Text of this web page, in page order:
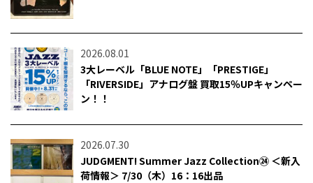
2026.08.01
3大レーベル「BLUE NOTE」「PRESTIGE」
「RIVERSIDE」アナログ盤 買取15％UPキャンペー
ン！！
2026.07.30
JUDGMENT! Summer Jazz Collection㉔ ＜新入
荷情報＞ 7/30（木）16：16出品